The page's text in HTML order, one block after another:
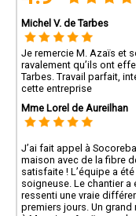
Michel V. de Tarbes
Je remercie M. Azaïs et
ravalement qu’ils ont
Tarbes. Travail parfait,
cette entreprise
Mme Lorel de Aureilhan
J’ai fait appel à
maison avec de la fibre
satisfaite ! L’équipe a
soigneuse. Le chantier a
ressenti une vraie
premiers jours. Un